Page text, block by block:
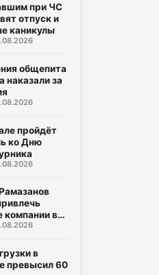
при ЧС
отпуск и
каникулы
общепита
наказали за
пройдёт
ко Дню
компании в
в
превысил 60